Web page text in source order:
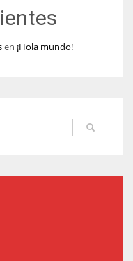
en ¡Hola mundo!